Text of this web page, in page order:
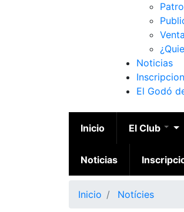
Noticias
El Godó
Inicio El Club
Noticias
Inicio Notícies